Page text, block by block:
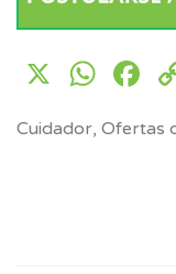
X
Cuidador, Ofertas